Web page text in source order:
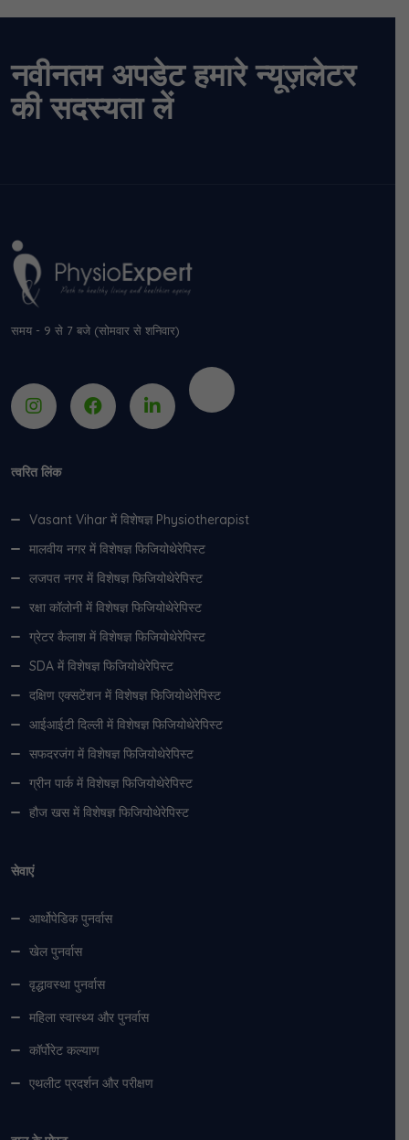
नवीनतम अपडेट हमारे न्यूज़लेटर
की सदस्यता लें
समय - 9 से 7 बजे (सोमवार से शनिवार)
त्वरित लिंक
Vasant Vihar में विशेषज्ञ Physiotherapist
मालवीय नगर में विशेषज्ञ फिजियोथेरेपिस्ट
लजपत नगर में विशेषज्ञ फिजियोथेरेपिस्ट
रक्षा कॉलोनी में विशेषज्ञ फिजियोथेरेपिस्ट
ग्रेटर कैलाश में विशेषज्ञ फिजियोथेरेपिस्ट
SDA में विशेषज्ञ फिजियोथेरेपिस्ट
दक्षिण एक्सटेंशन में विशेषज्ञ फिजियोथेरेपिस्ट
आईआईटी दिल्ली में विशेषज्ञ फिजियोथेरेपिस्ट
सफदरजंग में विशेषज्ञ फिजियोथेरेपिस्ट
ग्रीन पार्क में विशेषज्ञ फिजियोथेरेपिस्ट
हौज खस में विशेषज्ञ फिजियोथेरेपिस्ट
सेवाएं
आर्थोपेडिक पुनर्वास
खेल पुनर्वास
वृद्धावस्था पुनर्वास
महिला स्वास्थ्य और पुनर्वास
कॉर्पोरेट कल्याण
एथलीट प्रदर्शन और परीक्षण